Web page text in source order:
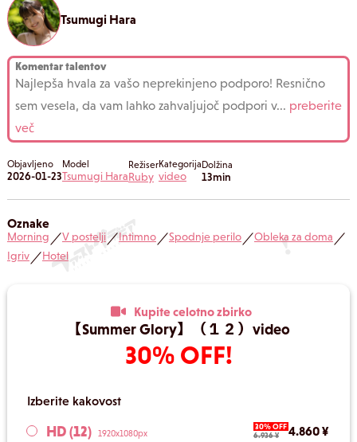
Tsumugi Hara
Komentar talentov
Najlepša hvala za vašo neprekinjeno podporo! Resnično
sem vesela, da vam lahko zahvaljujoč podpori v... preberite
več
Objavljeno
2026-01-23
Model
Tsumugi Hara
Režiser
Ruby
Kategorija
video
Dolžina
13min
Oznake
Morning ／V postelji／Intimno／Spodnje perilo／Obleka za doma／
Igriv／Hotel
Kupite celotno zbirko
【Summer Glory】（１２）video
30% OFF!
Izberite kakovost
HD (12) 1920x1080px
30% OFF
6.936 ¥
4.860 ¥